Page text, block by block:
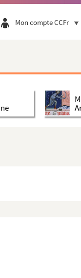
Mon compte CCFr